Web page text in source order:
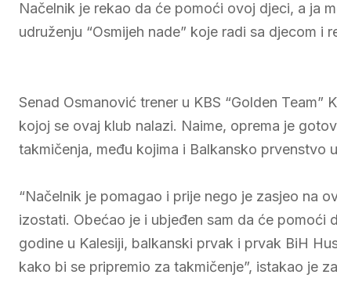
Načelnik je rekao da će pomoći ovoj djeci, a ja
udruženju “Osmijeh nade” koje radi sa djecom i
Senad Osmanović trener u KBS “Golden
kojoj se ovaj klub nalazi. Naime, oprema je
takmičenja, među kojima i Balkansko prvenstvo
“Načelnik je pomagao i prije nego je zasjeo na
izostati. Obećao je i ubjeđen sam da će
godine u Kalesiji, balkanski prvak i prvak BiH
kako bi se pripremio za takmičenje”, istakao je